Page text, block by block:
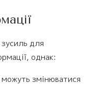
для
однак:
змінюватися